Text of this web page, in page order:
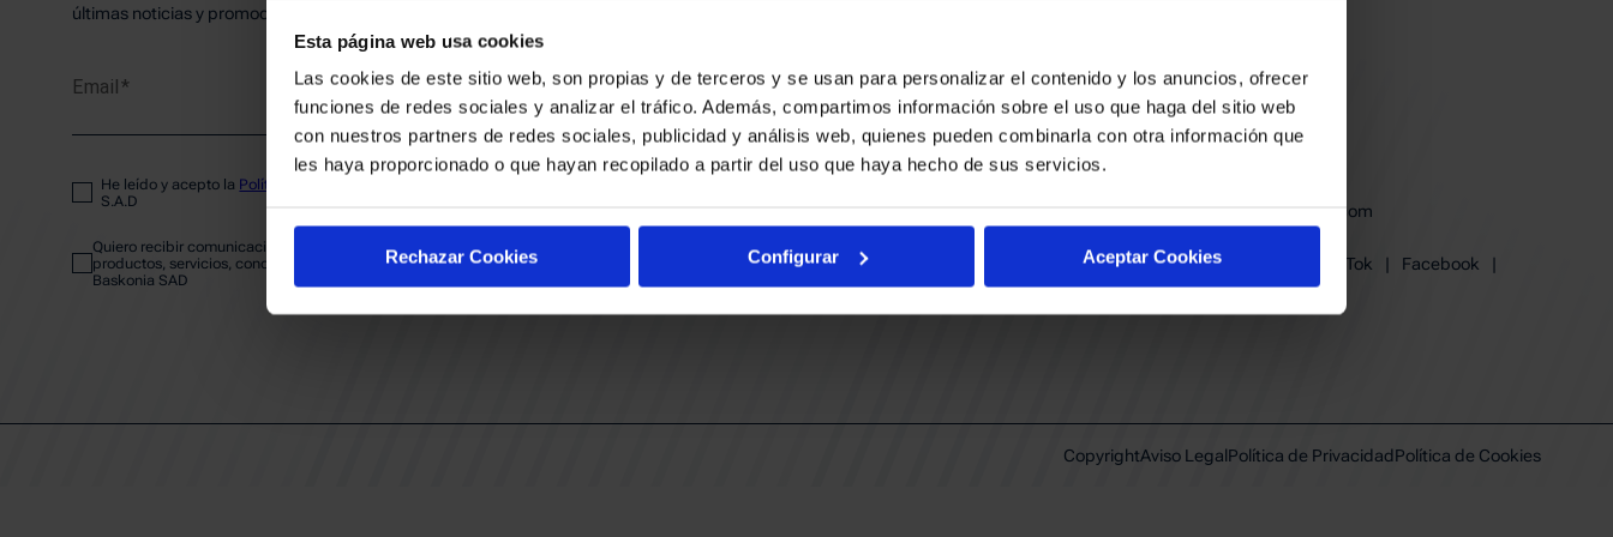
Esta página web usa cookies
Las cookies de este sitio web, son propias y de terceros y se usan para personalizar el contenido y los anuncios, ofrecer
funciones de redes sociales y analizar el tráfico. Además, compartimos información sobre el uso que haga del sitio web
con nuestros partners de redes sociales, publicidad y análisis web, quienes pueden combinarla con otra información que
les haya proporcionado o que hayan recopilado a partir del uso que haya hecho de sus servicios.
Rechazar Cookies Configurar Aceptar Cookies
PLANTILLA
ENTRADAS
ABONADOS
CALENDARIO
CLUB
últimas noticias y promociones del club.
Email
He leído y acepto la Política de privacidad
S.A.D
Quiero recibir comunicaciones electrónicas sobre las actividades,
productos, servicios, concursos, ofertas y/o promociones del SASKI
Baskonia SAD
BAKH
FUNDACIÓN BASKONIA-ALAVÉS
01013 Vitoria-Gasteiz
baskonia@baskonia.com
Instagram
TikTok | Facebook
|
Youtube
| Linkedin
CopyrightAviso LegalPolítica de PrivacidadPolítica de Cookies